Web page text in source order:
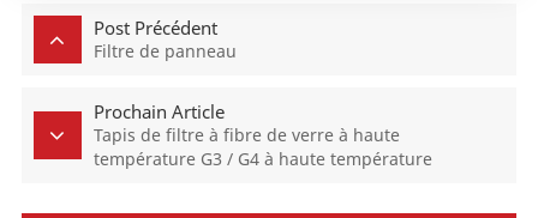
Post Précédent
Filtre de panneau
Prochain Article
Tapis de filtre à fibre de verre à haute
température G3 / G4 à haute température